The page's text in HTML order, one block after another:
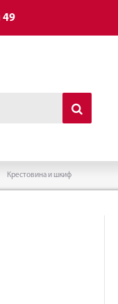
49
Крестовина и шкиф